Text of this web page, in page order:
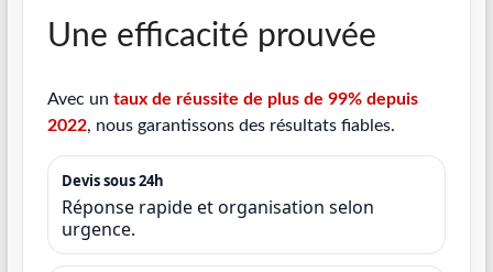
Une efficacité prouvée
Avec un taux de réussite de plus de 99% depuis
2022, nous garantissons des résultats fiables.
Devis sous 24h
Réponse rapide et organisation selon
urgence.